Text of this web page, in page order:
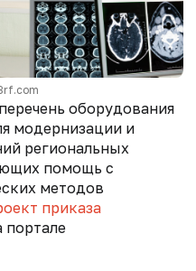
оборудования
модернизации и
региональных
помощь с
методов
приказа
портале